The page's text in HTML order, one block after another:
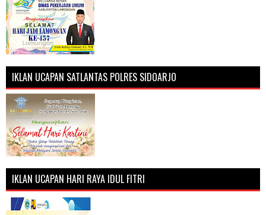
IKLAN UCAPAN SATLANTAS POLRES SIDOARJO
IKLAN UCAPAN HARI RAYA IDUL FITRI